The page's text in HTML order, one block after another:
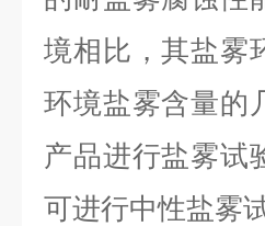
境相比，其盐雾
环境盐雾含量的
产品进行盐雾试
可进行中性盐雾